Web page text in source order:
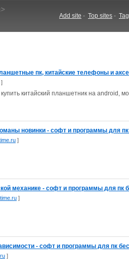
Add site - Top sites -
пк, китайские телефоны и
]
китайский планшетник на android,
новинки - софт и программы для пк
]
механике - софт и программы для пк
]
- софт и программы для пк
]